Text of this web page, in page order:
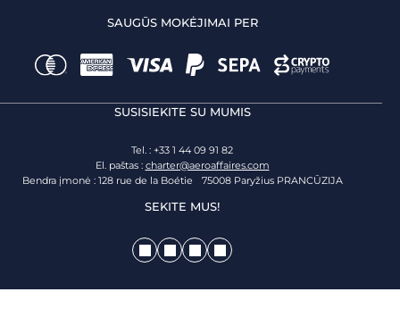
SAUGŪS MOKĖJIMAI PER
SUSISIEKITE SU MUMIS
Tel. : +33 1 44 09 91 82
El. paštas : charter@aeroaffaires.com
Bendra įmonė : 128 rue de la Boétie 75008 Paryžius PRANCŪZIJA
SEKITE MUS!